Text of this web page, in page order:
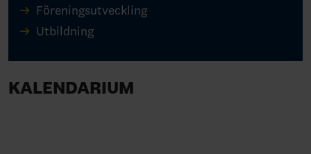
Föreningsutveckling
Utbildning
KALENDARIUM